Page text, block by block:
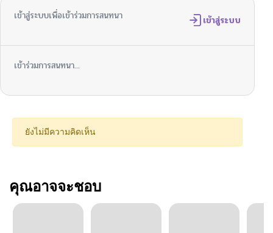
เข้าสู่ระบบเพื่อเข้าร่วมการสนทนา เข้าสู่ระบบ
เข้าร่วมการสนทนา...
ยังไม่มีความคิดเห็น
คุณอาจจะชอบ